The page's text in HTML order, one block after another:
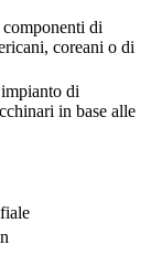
di
coreani o di
di
in base alle